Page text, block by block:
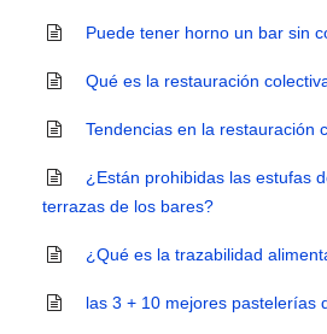
Puede tener horno un bar sin
Qué es la restauración
Tendencias en la restauración
¿Están prohibidas las estufas
terrazas de los bares?
¿Qué es la trazabilidad
las 3 + 10 mejores pastelerías